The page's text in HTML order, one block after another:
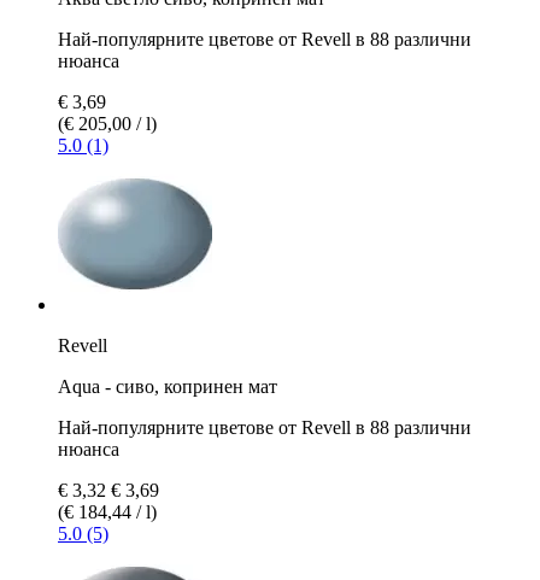
Най-популярните цветове от Revell в 88 различни
нюанса
€ 3,69
(€ 205,00 / l)
5.0 (1)
Revell
Aqua - сиво, копринен мат
Най-популярните цветове от Revell в 88 различни
нюанса
€ 3,32 € 3,69
(€ 184,44 / l)
5.0 (5)